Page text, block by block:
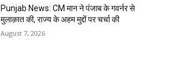
Punjab News: CM मान ने पंजाब के गवर्नर से
मुलाक़ात की, राज्य के अहम मुद्दों पर चर्चा की
August 7, 2026